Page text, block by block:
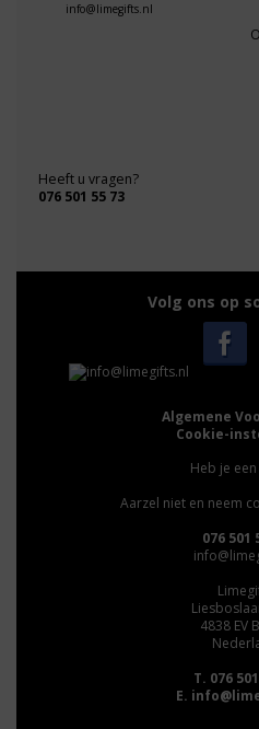
info@limegifts.nl
Heeft u vragen?
076 501 55 73
Volg ons op
Algemene
Cookie-
Heb je
Aarzel niet en neem
076 501
4838 EV
T. 076
E.